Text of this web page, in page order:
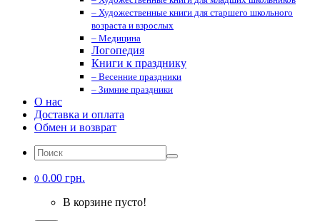
– Художественные книги для старшего школьного
возраста и взрослых
– Медицина
Логопедия
Книги к празднику
– Весенние праздники
– Зимние праздники
О нас
Доставка и оплата
Обмен и возврат
0 0.00 грн.
В корзине пусто!